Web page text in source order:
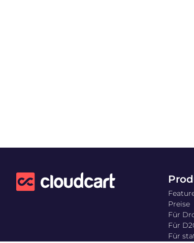
Preise
Für
Für
Für